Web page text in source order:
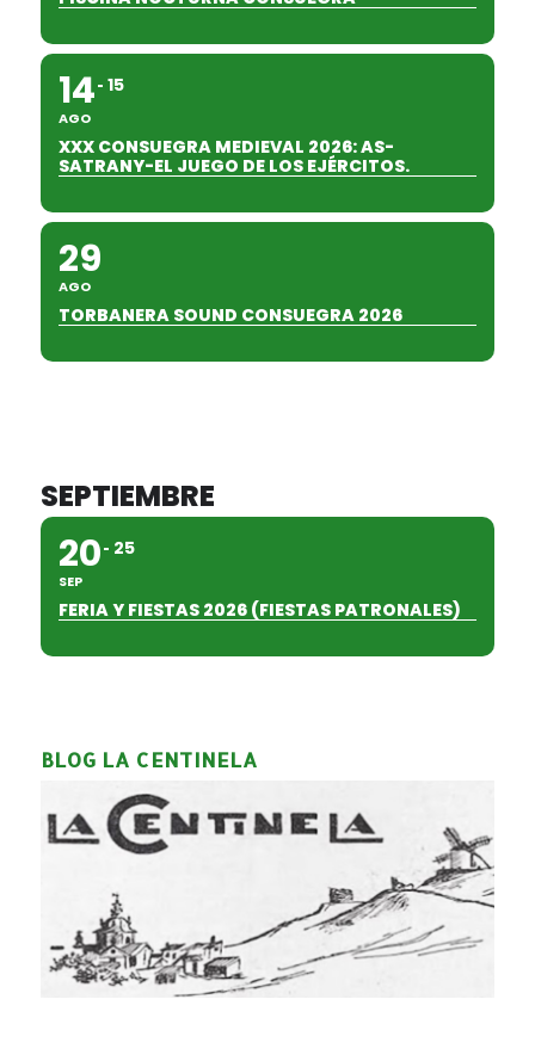
14
AGO
15
XXX CONSUEGRA MEDIEVAL 2026: AS-
SATRANY-EL JUEGO DE LOS EJÉRCITOS.
29
AGO
TORBANERA SOUND CONSUEGRA 2026
SEPTIEMBRE
20
SEP
25
FERIA Y FIESTAS 2026 (FIESTAS PATRONALES)
BLOG LA CENTINELA